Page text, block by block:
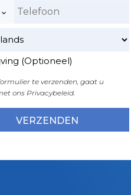
(Optioneel)
te verzenden, gaat u
ons Privacybeleid.